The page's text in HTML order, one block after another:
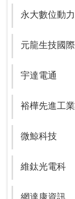
永大數位動力
元龍生技國際
宇達電通
裕樺先進工業
微鯨科技
維鈦光電科